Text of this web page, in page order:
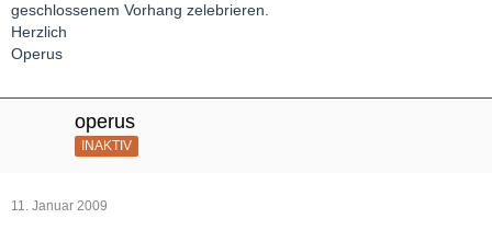
geschlossenem Vorhang zelebrieren.
Herzlich
Operus
operus
INAKTIV
11. Januar 2009